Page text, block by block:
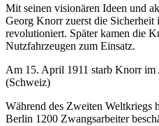
Mit seinen visionären Ideen und
Georg Knorr zuerst die Sicherheit
revolutioniert. Später kamen die
Nutzfahrzeugen zum Einsatz.
Am 15. April 1911 starb Knorr im
(Schweiz)
Während des Zweiten Weltkriegs
Berlin 1200 Zwangsarbeiter